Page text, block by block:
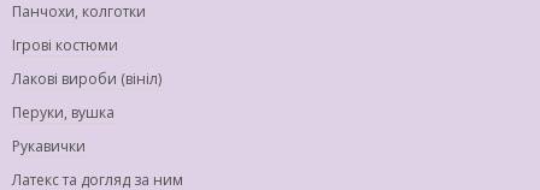
Панчохи, колготки
Ігрові костюми
Лакові вироби (вініл)
Перуки, вушка
Рукавички
Латекс та догляд за ним